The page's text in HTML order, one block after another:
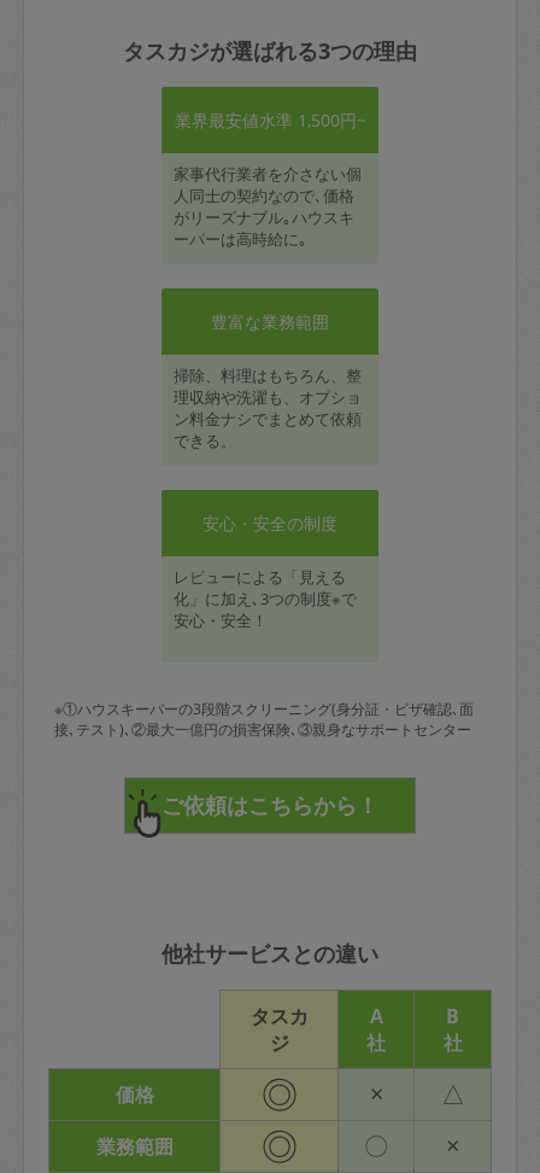
タスカジが選ばれる3つの理由
業界最安値水準 1,500円~
家事代行業者を介さない個
人同士の契約なので､価格
がリーズナブル｡ハウスキ
ーパーは高時給に｡
豊富な業務範囲
掃除、料理はもちろん、整
理収納や洗濯も、オプショ
ン料金ナシでまとめて依頼
できる。
安心・安全の制度
レビューによる「見える
化」に加え､3つの制度※で
安心・安全！
※①ハウスキーパーの3段階スクリーニング(身分証・ビザ確認､面
接､テスト)､②最大一億円の損害保険､③親身なサポートセンター
他社サービスとの違い
タスカ
ジ
A
社
B
社
価格
◎ × △
業務範囲 ◎ 〇 ×